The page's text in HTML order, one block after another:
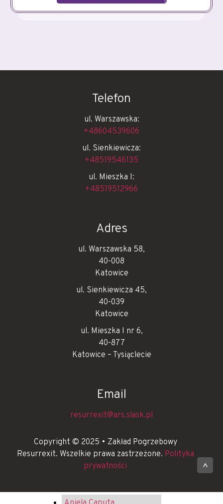
Telefon
ul. Warszawska:
+48604539606
ul. Sienkiewicza:
+48519546135
ul. Mieszka I:
+48519512966
Adres
ul. Warszawska 58,
40-008
Katowice
ul. Sienkiewicza 45,
40-039
Katowice
ul. Mieszka I nr 6,
40-877
Katowice – Tysiąclecie
Email
resurrexit@ars.slask.pl
Copyright © 2025 • Zakład Pogrzebowy
Resurrexit. Wszelkie prawa zastrzeżone. Polityka
prywatności
^